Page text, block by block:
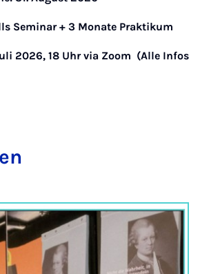
Seminar + 3 Monate Praktikum
2026, 18 Uhr via Zoom (Alle Infos